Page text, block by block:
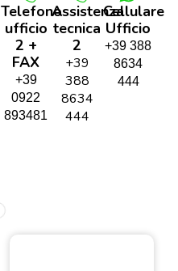
Telefono
ufficio
2 +
FAX
+39
0922
893481
Assistenza
tecnica
2
+39
388
8634
444
Cellulare
Ufficio
+39 388
8634
444